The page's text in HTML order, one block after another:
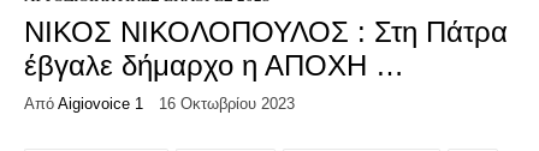
ΝΙΚΟΣ ΝΙΚΟΛΟΠΟΥΛΟΣ : Στη Πάτρα
έβγαλε δήμαρχο η ΑΠΟΧΗ …
Από Aigiovoice 1 16 Οκτωβρίου 2023